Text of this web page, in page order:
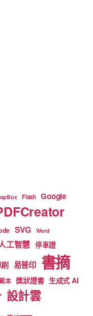
Flash Google
SVG Word
工智慧 停車證
易普印 書摘
本 獎狀證書 生成式 AI
設計雲